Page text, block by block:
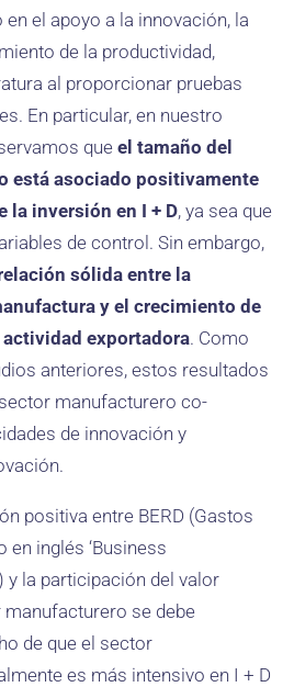
el apoyo a la innovación, la
de la productividad,
al proporcionar pruebas
En particular, en nuestro
que el tamaño del
está asociado positivamente
la inversión en I + D, ya sea que
de control. Sin embargo,
sólida entre la
y el crecimiento de
exportadora. Como
anteriores, estos resultados
manufacturero co-
de innovación y
positiva entre BERD (Gastos
en inglés ‘Business
y la participación del valor
se debe
de que el sector
es más intensivo en I + D